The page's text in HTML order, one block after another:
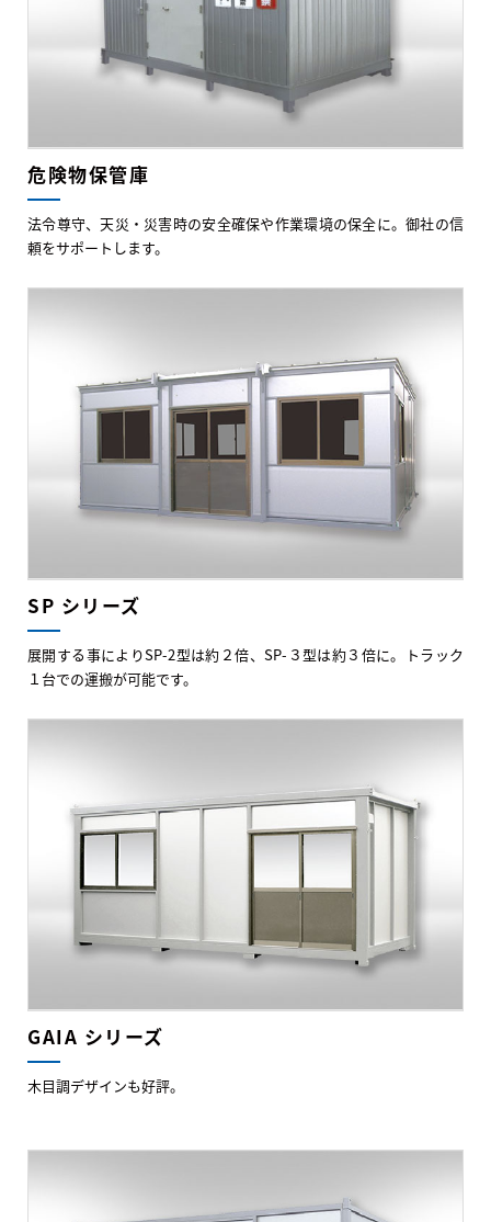
危険物保管庫
法令尊守、天災・災害時の安全確保や作業環境の保全に。御社の信
頼をサポートします。
SP シリーズ
展開する事によりSP-2型は約２倍、SP-３型は約３倍に。トラック
１台での運搬が可能です。
GAIA シリーズ
木目調デザインも好評。